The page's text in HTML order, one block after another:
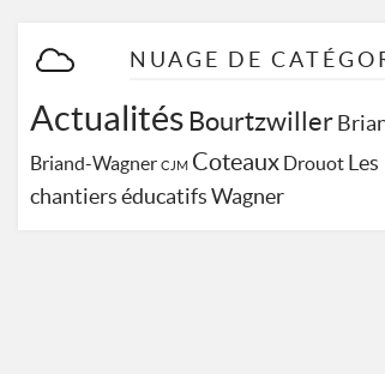
NUAGE DE
Actualités Bourtzwiller
Briand-Wagner CJM Coteaux Drouot Les
chantiers éducatifs Wagner